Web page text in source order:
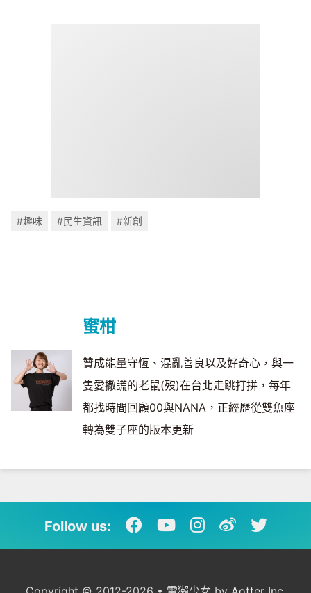
#趣味 #民生資訊 #新創
蜜柑
贊成能量守恆、混亂善良以及好奇心，與一
隻愛撒謊的老鼠(歿)在台北走跳打拼，每年
都找時間回顧00與NANA，正經歷從雙魚座
轉為雙子座的版本更新
Follow us: